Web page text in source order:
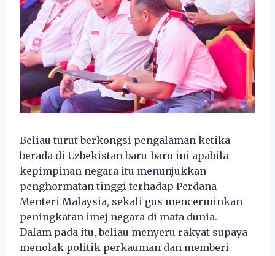
Beliau turut berkongsi pengalaman ketika
berada di Uzbekistan baru-baru ini apabila
kepimpinan negara itu menunjukkan
penghormatan tinggi terhadap Perdana
Menteri Malaysia, sekali gus mencerminkan
peningkatan imej negara di mata dunia.
Dalam pada itu, beliau menyeru rakyat supaya
menolak politik perkauman dan memberi